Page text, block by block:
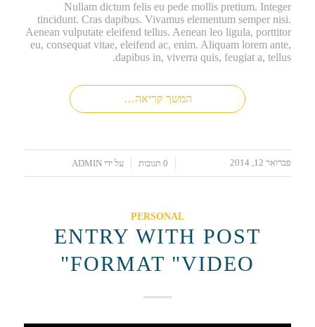
Nullam dictum felis eu pede mollis pretium. Integer
tincidunt. Cras dapibus. Vivamus elementum semper nisi.
Aenean vulputate eleifend tellus. Aenean leo ligula, porttitor
eu, consequat vitae, eleifend ac, enim. Aliquam lorem ante,
dapibus in, viverra quis, feugiat a, tellus.
המשך קריאה…
פברואר 12, 2014 0 תגובות על ידיADMIN
PERSONAL
ENTRY WITH POST
FORMAT "VIDEO"